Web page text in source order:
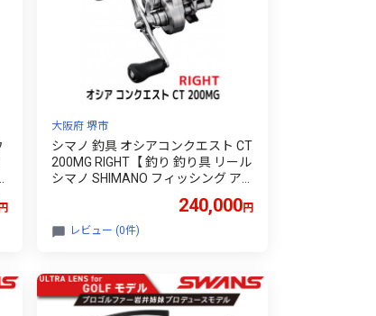
円
大阪府 堺市
シマノ 釣具 オシアコンクエスト CT
200MG RIGHT【 釣り 釣り具 リール
シマノ SHIMANO フィッシング ア
240,000円
レビュー (0件)